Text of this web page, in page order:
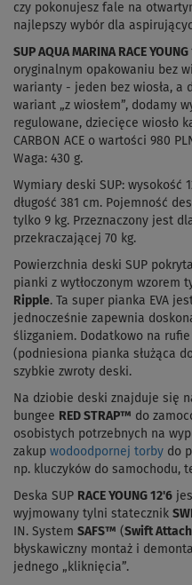
czy pokonujesz fale na
najlepszy wybór dla
SUP AQUA MARINA RACE
oryginalnym opakowaniu bez
warianty - jeden bez wiosła, a
wariant „z wiosłem”, dodamy
regulowane, dziecięce wiosło
CARBON ACE o wartości 980
Waga: 430 g.
Wymiary deski SUP: wysokość
długość 381 cm. Pojemność
tylko 9 kg. Przeznaczony jest
przekraczającej 70 kg.
Powierzchnia deski SUP
pianki z wytłoczonym wzorem
Ripple. Ta super pianka EVA
jednocześnie zapewnia
ślizganiem. Dodatkowo na
(podniesiona pianka służąca
szybkie zwroty deski.
Na dziobie deski znajduje się
bungee RED STRAP™ do
osobistych potrzebnych na
zakup wodoodpornej torby do
np. kluczyków do samochodu,
Deska SUP RACE YOUNG 12'6
wyjmowany tylni statecznik
IN. System SAFS™ (Swift
błyskawiczny montaż i
jednego „kliknięcia”.